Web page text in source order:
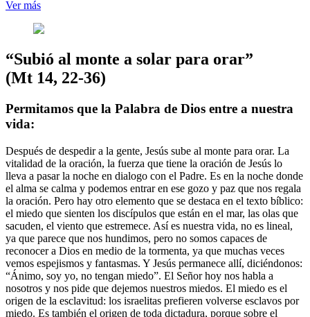
Ver más
“Subió al monte a solar para orar”
(Mt 14, 22-36)
Permitamos que la Palabra de Dios entre a nuestra
vida:
Después de despedir a la gente, Jesús sube al monte para orar. La
vitalidad de la oración, la fuerza que tiene la oración de Jesús lo
lleva a pasar la noche en dialogo con el Padre. Es en la noche donde
el alma se calma y podemos entrar en ese gozo y paz que nos regala
la oración. Pero hay otro elemento que se destaca en el texto bíblico:
el miedo que sienten los discípulos que están en el mar, las olas que
sacuden, el viento que estremece. Así es nuestra vida, no es lineal,
ya que parece que nos hundimos, pero no somos capaces de
reconocer a Dios en medio de la tormenta, ya que muchas veces
vemos espejismos y fantasmas. Y Jesús permanece allí, diciéndonos:
“Ánimo, soy yo, no tengan miedo”. El Señor hoy nos habla a
nosotros y nos pide que dejemos nuestros miedos. El miedo es el
origen de la esclavitud: los israelitas prefieren volverse esclavos por
miedo. Es también el origen de toda dictadura, porque sobre el